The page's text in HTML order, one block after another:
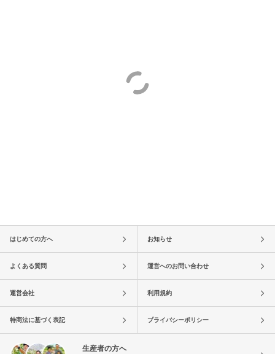
はじめての方へ お知らせ
よくある質問 運営へのお問い合わせ
運営会社 利用規約
特商法に基づく表記 プライバシーポリシー
生産者の方へ